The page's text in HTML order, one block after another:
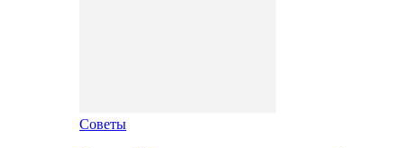
Советы